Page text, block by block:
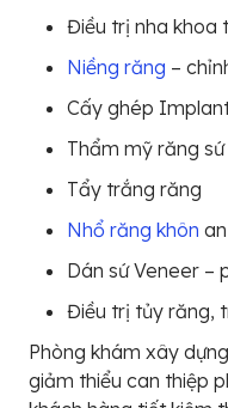
Điều trị nha khoa
Niềng răng –
Cấy ghép
Thẩm mỹ răng sứ
Tẩy trắng răng
Nhổ răng khôn
Dán sứ Veneer –
Điều trị tủy răng,
Phòng khám xây
giảm thiểu can thiệp